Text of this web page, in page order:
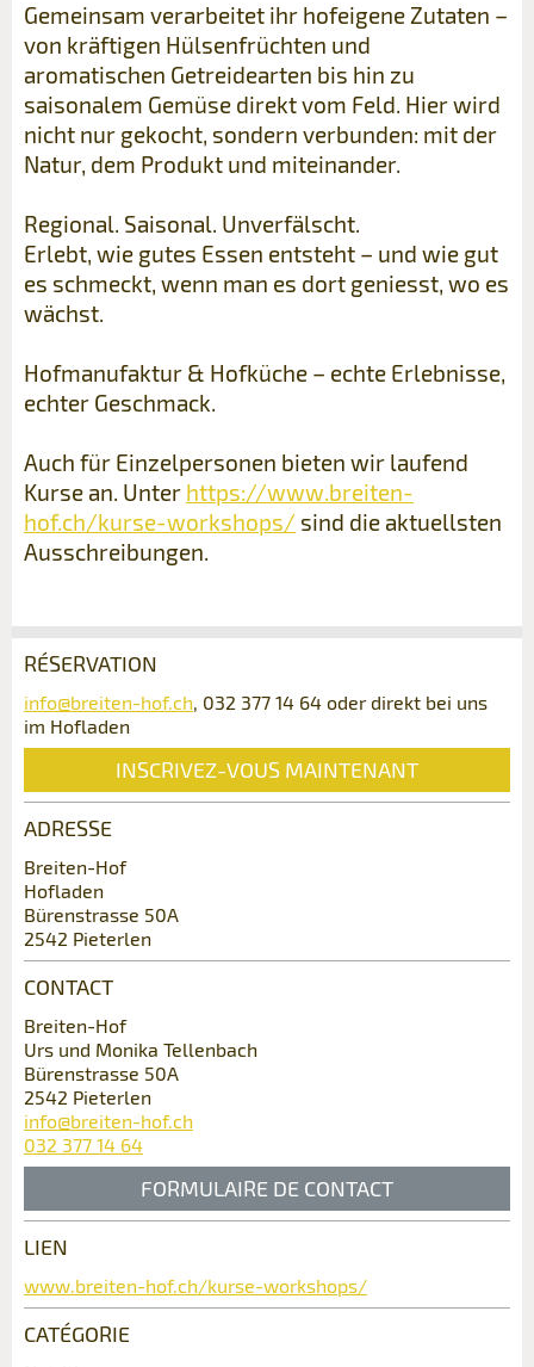
Gemeinsam verarbeitet ihr hofeigene Zutaten –
von kräftigen Hülsenfrüchten und
aromatischen Getreidearten bis hin zu
saisonalem Gemüse direkt vom Feld. Hier wird
nicht nur gekocht, sondern verbunden: mit der
Natur, dem Produkt und miteinander.
Regional. Saisonal. Unverfälscht.
Erlebt, wie gutes Essen entsteht – und wie gut
es schmeckt, wenn man es dort geniesst, wo es
wächst.
Hofmanufaktur & Hofküche – echte Erlebnisse,
echter Geschmack.
Auch für Einzelpersonen bieten wir laufend
Kurse an. Unter https://www.breiten-
hof.ch/kurse-workshops/ sind die aktuellsten
Ausschreibungen.
Annonces répréhensibles
Vos commentaires sont grandement appréciés!
Commentaires généraux
Annonce incomplète
* Saisie nécessaire
Recommander l'annonce
Recommandez cette annonce à des amis.
* Saisie nécessaire
RECOMMANDER L'ANNONCE
Réservation
Date de l'événement *:
Nombre de participants *:
Prénom / Nom *:
Entreprise / organisation:
Complément d'adresse:
NPA / Lieu *:
RÉSERVATION
info@breiten-hof.ch, 032 377 14 64 oder direkt bei uns
im Hofladen
INSCRIVEZ-VOUS MAINTENANT
ADRESSE
Breiten-Hof
Hofladen
Bürenstrasse 50A
2542 Pieterlen
CONTACT
Breiten-Hof
Urs und Monika Tellenbach
Bürenstrasse 50A
2542 Pieterlen
info@breiten-hof.ch
032 377 14 64
FORMULAIRE DE CONTACT
Contact
Composez un message à la personne de
LIEN
www.breiten-hof.ch/kurse-workshops/
CATÉGORIE